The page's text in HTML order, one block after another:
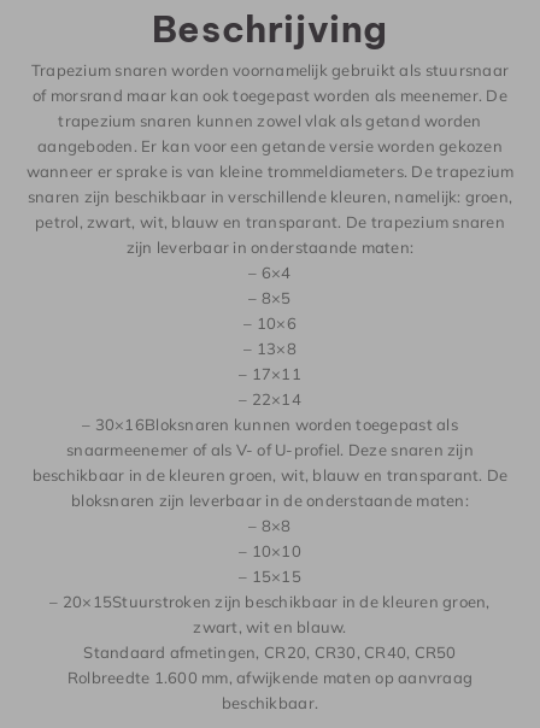
Beschrijving
Trapezium snaren worden voornamelijk gebruikt als stuursnaar
of morsrand maar kan ook toegepast worden als meenemer. De
trapezium snaren kunnen zowel vlak als getand worden
aangeboden. Er kan voor een getande versie worden gekozen
wanneer er sprake is van kleine trommeldiameters. De trapezium
snaren zijn beschikbaar in verschillende kleuren, namelijk: groen,
petrol, zwart, wit, blauw en transparant. De trapezium snaren
zijn leverbaar in onderstaande maten:
– 6×4
– 8×5
– 10×6
– 13×8
– 17×11
– 22×14
– 30×16Bloksnaren kunnen worden toegepast als
snaarmeenemer of als V- of U-profiel. Deze snaren zijn
beschikbaar in de kleuren groen, wit, blauw en transparant. De
bloksnaren zijn leverbaar in de onderstaande maten:
– 8×8
– 10×10
– 15×15
– 20×15Stuurstroken zijn beschikbaar in de kleuren groen,
zwart, wit en blauw.
Standaard afmetingen, CR20, CR30, CR40, CR50
Rolbreedte 1.600 mm, afwijkende maten op aanvraag
beschikbaar.